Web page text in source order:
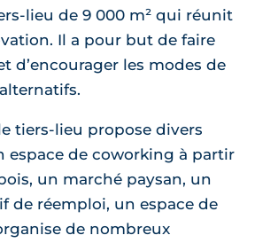
lieu de 9 000 m² qui réunit
Il a pour but de faire
d’encourager les modes de
tiers-lieu propose divers
espace de coworking à partir
un marché paysan, un
de réemploi, un espace de
de nombreux